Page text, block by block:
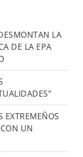
LA
DE LA EPA
UN